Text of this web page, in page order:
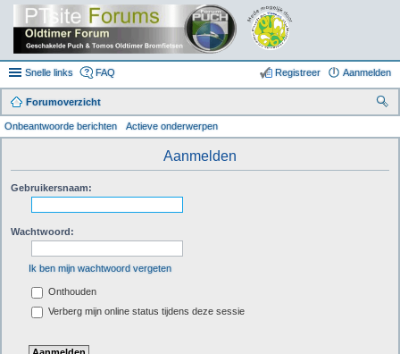
Snelle links FAQ Aanmelden
Registreer
Forumoverzicht
Onbeantwoorde berichten Actieve onderwerpen
Aanmelden
Gebruikersnaam:
Wachtwoord:
Ik ben mijn wachtwoord vergeten
Onthouden
Verberg mijn online status tijdens deze sessie